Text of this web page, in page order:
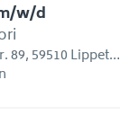
w/d
89, 59510 Lippetal,